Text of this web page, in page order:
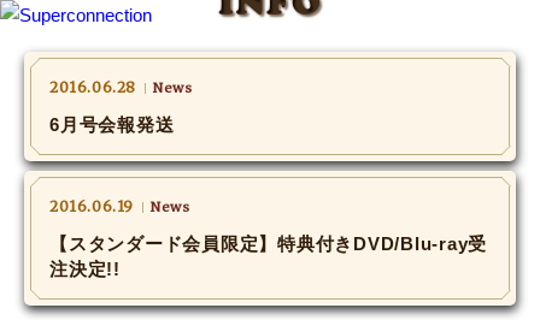
2016.06.28 News
6月号会報発送
2016.06.19 News
【スタンダード会員限定】特典付きDVD/Blu-ray受
注決定!!
INFO
SHIHO’s DIARY
STAFF DIARY